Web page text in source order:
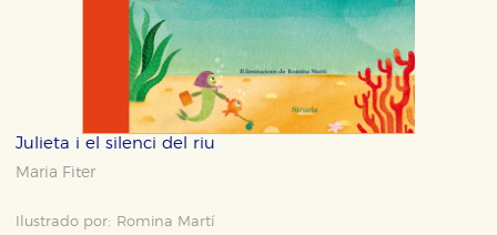
Julieta i el silenci del riu
Maria Fiter
Ilustrado por:
Romina Martí